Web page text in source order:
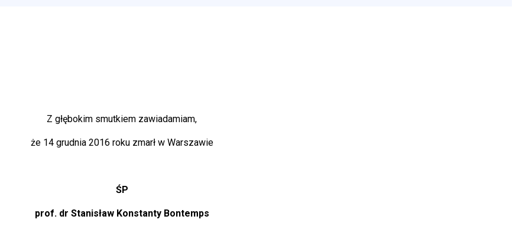
Z głębokim smutkiem zawiadamiam,
że 14 grudnia 2016 roku zmarł w Warszawie
ŚP
prof. dr Stanisław Konstanty Bontemps